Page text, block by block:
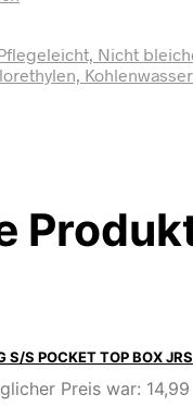
Nicht
S/S POCKET TOP BOX JRS
Preis war: